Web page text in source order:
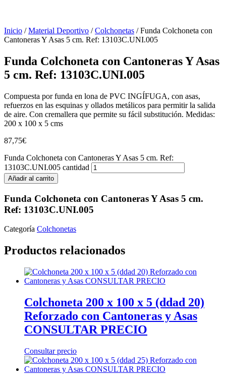
Inicio /Material Deportivo /Colchonetas / Funda Colchoneta con
Cantoneras Y Asas 5 cm. Ref: 13103C.UNI.005
Funda Colchoneta con Cantoneras Y Asas
5 cm. Ref: 13103C.UNI.005
Compuesta por funda en lona de PVC INGÍFUGA, con asas,
refuerzos en las esquinas y ollados metálicos para permitir la salida
de aire. Con cremallera que permite su fácil substitución. Medidas:
200 x 100 x 5 cms
87,75€
Funda Colchoneta con Cantoneras Y Asas 5 cm. Ref:
13103C.UNI.005 cantidad
Añadir al carrito
Funda Colchoneta con Cantoneras Y Asas 5 cm.
Ref: 13103C.UNI.005
Categoría Colchonetas
Productos relacionados
Colchoneta 200 x 100 x 5 (ddad 20)
Reforzado con Cantoneras y Asas
CONSULTAR PRECIO
Consultar precio